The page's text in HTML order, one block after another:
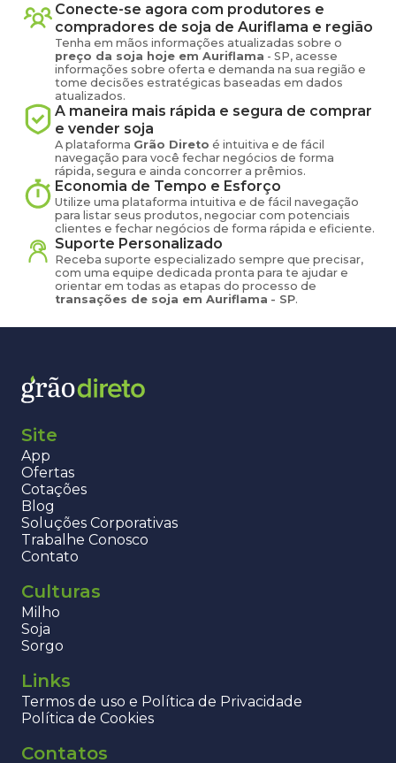
Conecte-se agora com produtores e
compradores de soja de Auriflama e região
Tenha em mãos informações atualizadas sobre o
preço da soja hoje em Auriflama - SP, acesse
informações sobre oferta e demanda na sua região e
tome decisões estratégicas baseadas em dados
atualizados.
A maneira mais rápida e segura de comprar
e vender soja
A plataforma Grão Direto é intuitiva e de fácil
navegação para você fechar negócios de forma
rápida, segura e ainda concorrer a prêmios.
Economia de Tempo e Esforço
Utilize uma plataforma intuitiva e de fácil navegação
para listar seus produtos, negociar com potenciais
clientes e fechar negócios de forma rápida e eficiente.
Suporte Personalizado
Receba suporte especializado sempre que precisar,
com uma equipe dedicada pronta para te ajudar e
orientar em todas as etapas do processo de
transações de soja em Auriflama - SP.
Site
App
Ofertas
Cotações
Blog
Soluções Corporativas
Trabalhe Conosco
Contato
Culturas
Milho
Soja
Sorgo
Links
Termos de uso e Política de Privacidade
Política de Cookies
Contatos